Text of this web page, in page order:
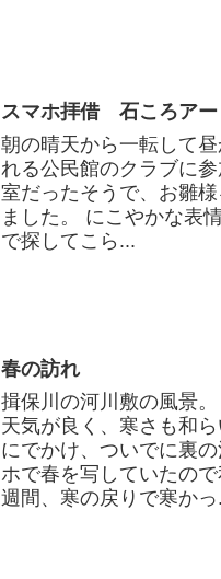
スマホ拝借 石ころアー
朝の晴天から一転して
れる公民館のクラブに
室だったそうで、お雛
ました。 にこやかな表
で探してこら...
春の訪れ
揖保川の河川敷の風景
天気が良く、寒さも和
にでかけ、ついでに裏
ホで春を写していたの
週間、寒の戻りで寒かっ